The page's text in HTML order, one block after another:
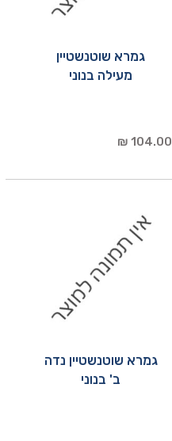
גמרא שוטנשטיין
מעילה בנוני
104.00 ₪
גמרא שוטנשטיין נדה
ב' בנוני